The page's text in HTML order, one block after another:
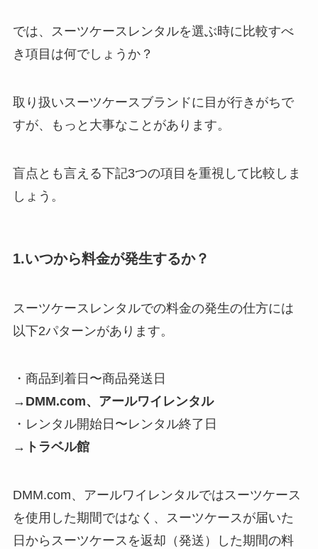
では、スーツケースレンタルを選ぶ時に比較すべ
き項目は何でしょうか？
取り扱いスーツケースブランドに目が行きがちで
すが、もっと大事なことがあります。
盲点とも言える下記3つの項目を重視して比較しま
しょう。
1.いつから料金が発生するか？
スーツケースレンタルでの料金の発生の仕方には
以下2パターンがあります。
・商品到着日〜商品発送日
→ DMM.com、アールワイレンタル
・レンタル開始日〜レンタル終了日
→ トラベル館
DMM.com、アールワイレンタルではスーツケース
を使用した期間ではなく、スーツケースが届いた
日からスーツケースを返却（発送）した期間の料